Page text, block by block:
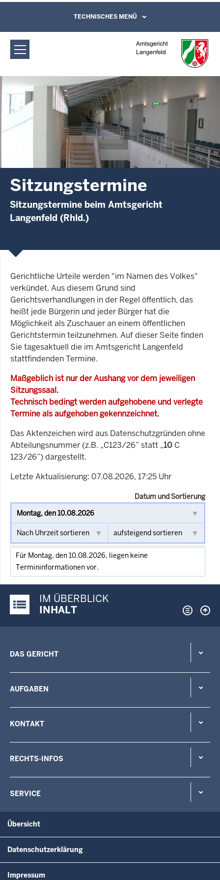
Amtsgericht Langenfeld:
Sitzungstermine
Direkt zum Inhalt
Leichte Sprache, Gebärdensprachenvideo
und Kontaktformular
TECHNISCHES MENÜ
Sitzungstermine
Sitzungstermine beim Amtsgericht
Langenfeld (Rhld.)
Gerichtliche Urteile werden "im Namen des Volkes"
verkündet. Aus diesem Grund sind
Gerichtsverhandlungen in der Regel öffentlich, das
heißt jede Bürgerin und jeder Bürger hat die
Möglichkeit als Zuschauer an einem öffentlichen
Gerichtstermin teilzunehmen. Auf dieser Seite finden
Sie tagesaktuell die im Amtsgericht Langenfeld
stattfindenden Termine.
Maßgeblich ist nur der Aushang vor dem jeweiligen
Sitzungssaal.
Technisch bedingt werden aufgehobene und verlegte
Termine als aufgehoben gekennzeichnet.
Das Aktenzeichen wird aus Datenschutzgründen ohne
Abteilungsnummer (z.B. „C123/26” statt „10 C
123/26”) dargestellt.
Letzte Aktualisierung: 07.08.2026, 17:25 Uhr
Datum und Sortierung
Für Montag, den 10.08.2026, liegen keine
Termininformationen vor.
Justiz-Portal im Überblick:
IM ÜBERBLICK
INHALT
DAS GERICHT
AUFGABEN
KONTAKT
RECHTS-INFOS
SERVICE
Übersicht
Datenschutzerklärung
Impressum